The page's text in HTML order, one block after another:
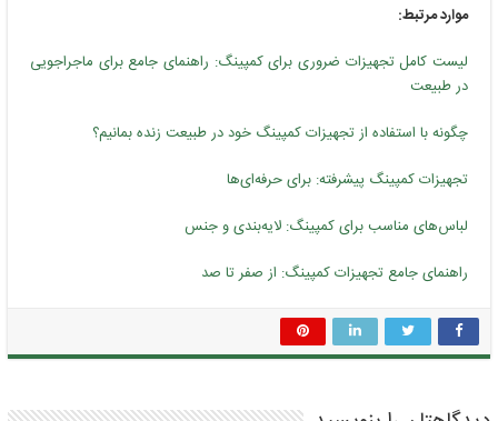
موارد مرتبط:
لیست کامل تجهیزات ضروری برای کمپینگ: راهنمای جامع برای ماجراجویی
در طبیعت
چگونه با استفاده از تجهیزات کمپینگ خود در طبیعت زنده بمانیم؟
تجهیزات کمپینگ پیشرفته: برای حرفه‌ای‌ها
لباس‌های مناسب برای کمپینگ: لایه‌بندی و جنس
راهنمای جامع تجهیزات کمپینگ: از صفر تا صد